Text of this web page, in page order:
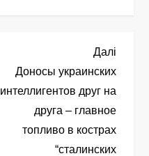
запис
Далі
Доносы украинских
интеллигентов друг на
друга – главное
топливо в кострах
“сталинских